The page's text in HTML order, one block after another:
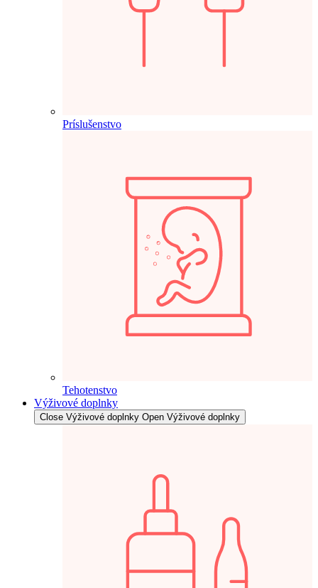
Príslušenstvo
Tehotenstvo
Výživové doplnky
Close Výživové doplnky Open Výživové doplnky